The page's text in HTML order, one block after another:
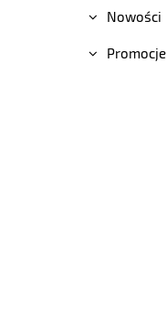
Nowości
Promocje